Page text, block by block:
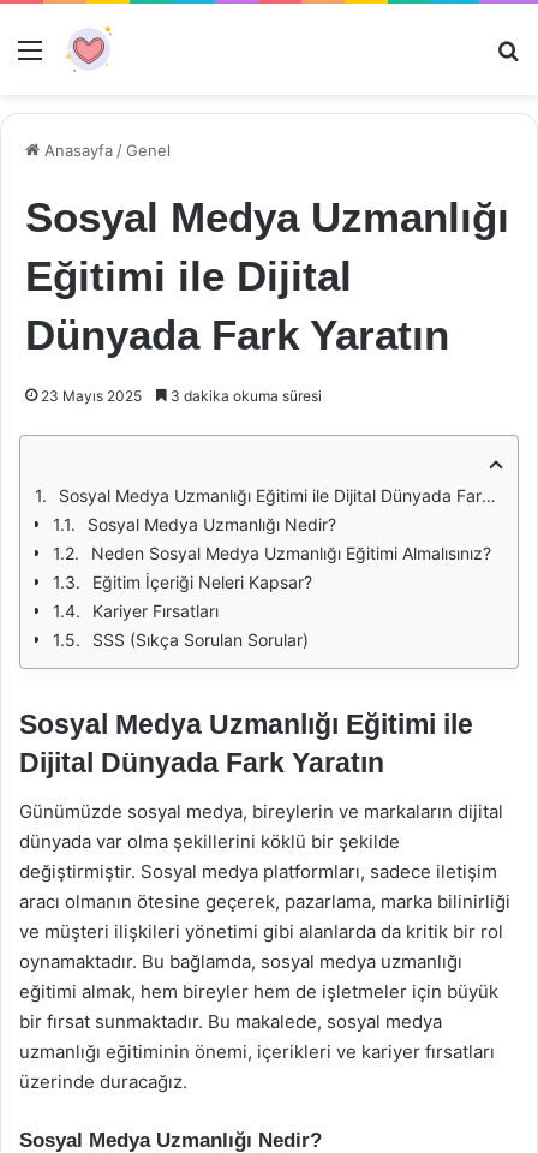
Menü
Anasayfa /Genel
Sosyal Medya Uzmanlığı
Eğitimi ile Dijital
Dünyada Fark Yaratın
23 Mayıs 2025 3 dakika okuma süresi
Sosyal Medya Uzmanlığı Eğitimi ile Dijital Dünyada Fark Yaratın
Sosyal Medya Uzmanlığı Nedir?
Neden Sosyal Medya Uzmanlığı Eğitimi Almalısınız?
Eğitim İçeriği Neleri Kapsar?
Kariyer Fırsatları
SSS (Sıkça Sorulan Sorular)
Sosyal Medya Uzmanlığı Eğitimi ile
Dijital Dünyada Fark Yaratın
Günümüzde sosyal medya, bireylerin ve markaların dijital
dünyada var olma şekillerini köklü bir şekilde
değiştirmiştir. Sosyal medya platformları, sadece iletişim
aracı olmanın ötesine geçerek, pazarlama, marka bilinirliği
ve müşteri ilişkileri yönetimi gibi alanlarda da kritik bir rol
oynamaktadır. Bu bağlamda, sosyal medya uzmanlığı
eğitimi almak, hem bireyler hem de işletmeler için büyük
bir fırsat sunmaktadır. Bu makalede, sosyal medya
uzmanlığı eğitiminin önemi, içerikleri ve kariyer fırsatları
üzerinde duracağız.
Sosyal Medya Uzmanlığı Nedir?